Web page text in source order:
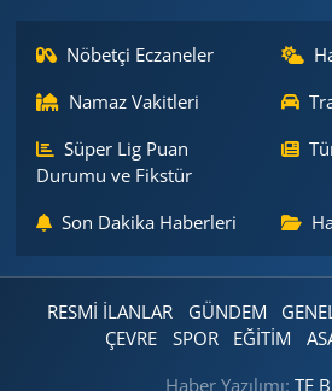
Nöbetçi Eczaneler
Namaz Vakitleri
Süper Lig Puan
Durumu ve Fikstür
Son Dakika Haberleri
RESMİ İLANLAR GÜNDEM
ÇEVRE
SPOR EĞİTİM
Haber Yazılımı: TE